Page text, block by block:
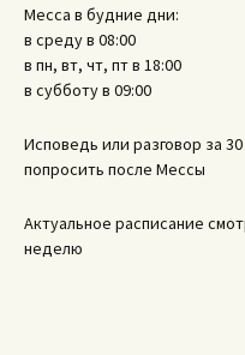
Месса в будние дни:
в среду в 08:00
в пн, вт, чт, пт в 18:00
в субботу в 09:00
Исповедь или разговор за
попросить после Мессы
Актуальное расписание
неделю